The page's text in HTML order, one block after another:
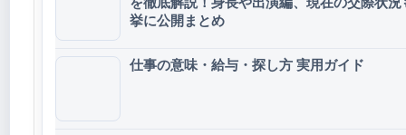
挙に公開まとめ
仕事の意味・給与・探し方 実用ガイド